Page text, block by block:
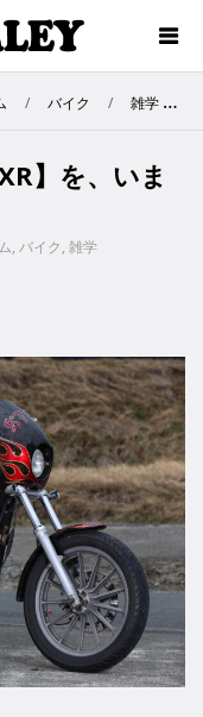
バイク 雑学
】を、いま
, バイク, 雑学